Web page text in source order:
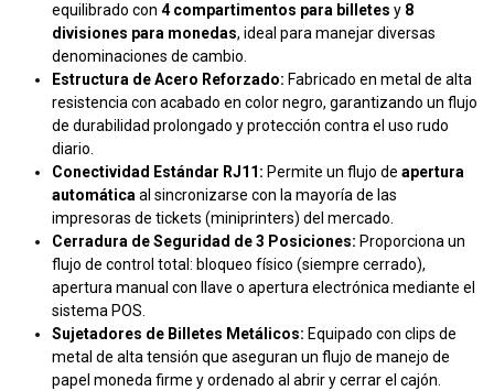
equilibrado con 4 compartimentos para billetes y 8
divisiones para monedas, ideal para manejar diversas
denominaciones de cambio.
Estructura de Acero Reforzado: Fabricado en metal de alta
resistencia con acabado en color negro, garantizando un flujo
de durabilidad prolongado y protección contra el uso rudo
diario.
Conectividad Estándar RJ11: Permite un flujo de apertura
automática al sincronizarse con la mayoría de las
impresoras de tickets (miniprinters) del mercado.
Cerradura de Seguridad de 3 Posiciones: Proporciona un
flujo de control total: bloqueo físico (siempre cerrado),
apertura manual con llave o apertura electrónica mediante el
sistema POS.
Sujetadores de Billetes Metálicos: Equipado con clips de
metal de alta tensión que aseguran un flujo de manejo de
papel moneda firme y ordenado al abrir y cerrar el cajón.